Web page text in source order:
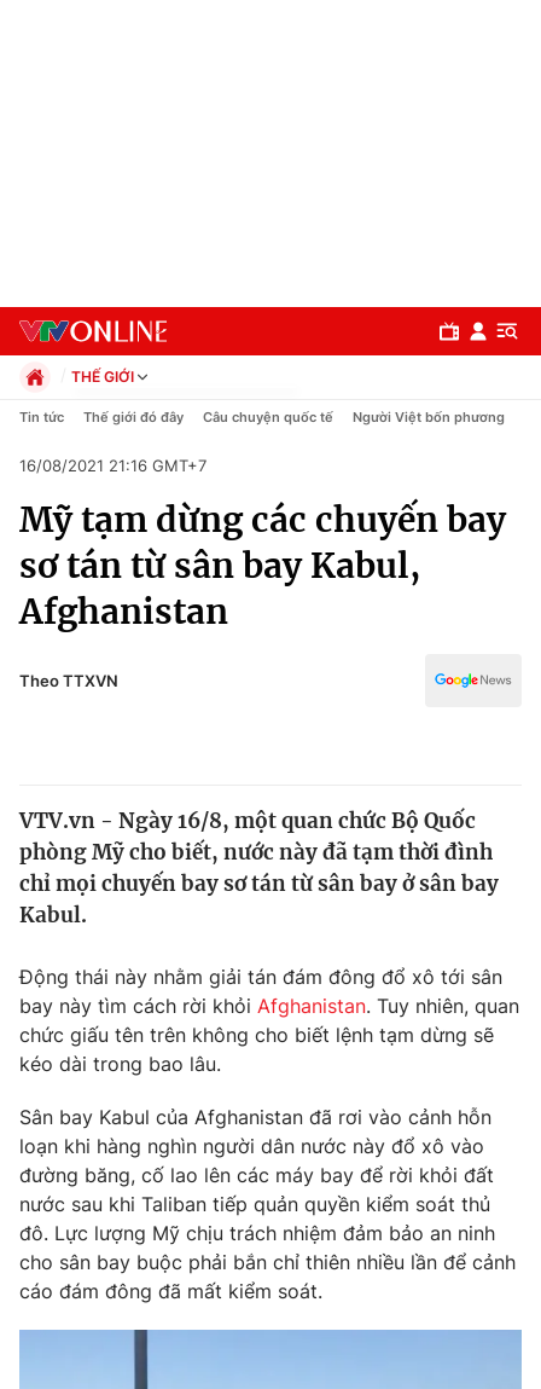
Chuyên mục
Chính trị
Xã hội
Pháp luật
Thế giới
Tin tức
Thế giới đó đây
Câu chuyện quốc tế
Kinh tế
Thị trường
Góc doanh nghiệp
Dữ liệu và đời sống
Truyền hình
Hậu trường
Nhân vật
Khán giả
Giải sao mai
Giải trí
Điện ảnh
Âm nhạc
Sao
Đời sống
Du lịch
Làm đẹp
Chất lượng cuộc sống
Giáo dục
Tuyển sinh
THẾ GIỚI
Chính trị
Pháp luật
Kinh tế
Thể thao
Truyền hình
Văn hóa - Giải trí
Tin tức Thế giới đó đây Câu chuyện quốc tế Người Việt bốn phương
16/08/2021 21:16 GMT+7
Mỹ tạm dừng các chuyến bay
sơ tán từ sân bay Kabul,
Afghanistan
Theo TTXVN
VTV.vn - Ngày 16/8, một quan chức Bộ Quốc
phòng Mỹ cho biết, nước này đã tạm thời đình
chỉ mọi chuyến bay sơ tán từ sân bay ở sân bay
Kabul.
Động thái này nhằm giải tán đám đông đổ xô tới sân
bay này tìm cách rời khỏi Afghanistan. Tuy nhiên, quan
chức giấu tên trên không cho biết lệnh tạm dừng sẽ
kéo dài trong bao lâu.
Sân bay Kabul của Afghanistan đã rơi vào cảnh hỗn
loạn khi hàng nghìn người dân nước này đổ xô vào
đường băng, cố lao lên các máy bay để rời khỏi đất
nước sau khi Taliban tiếp quản quyền kiểm soát thủ
đô. Lực lượng Mỹ chịu trách nhiệm đảm bảo an ninh
cho sân bay buộc phải bắn chỉ thiên nhiều lần để cảnh
cáo đám đông đã mất kiểm soát.